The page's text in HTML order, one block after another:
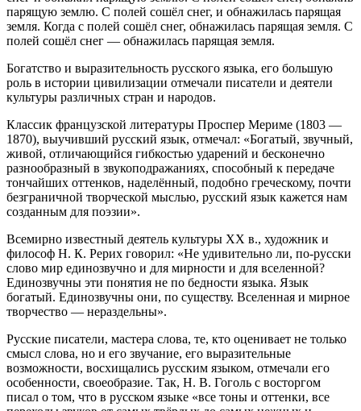
парящую землю. С полей сошёл снег, и обнажилась парящая
земля. Когда с полей сошёл снег, обнажилась парящая земля. С
полей сошёл снег — обнажилась парящая земля.
Богатство и выразительность русского языка, его большую
роль в истории цивилизации отмечали писатели и деятели
культуры различных стран и народов.
Классик французской литературы Проспер Мериме (1803 —
1870), выучивший русский язык, отмечал: «Богатый, звучный,
живой, отличающийся гибкостью ударений и бесконечно
разнообразный в звукоподражаниях, способный к передаче
тончайших оттенков, наделённый, подобно греческому, почти
безграничной творческой мыслью, русский язык кажется нам
созданным для поэзии».
Всемирно известный деятель культуры XX в., художник и
философ Н. К. Рерих говорил: «Не удивительно ли, по-русски
слово мир единозвучно и для мирности и для вселенной?
Единозвучны эти понятия не по бедности языка. Язык
богатый. Единозвучны они, по существу. Вселенная и мирное
творчество — нераздельны».
Русские писатели, мастера слова, те, кто оценивает не только
смысл слова, но и его звучание, его выразительные
возможности, восхищались русским языком, отмечали его
особенности, своеобразие. Так, Н. В. Гоголь с восторгом
писал о том, что в русском языке «все тоны и оттенки, все